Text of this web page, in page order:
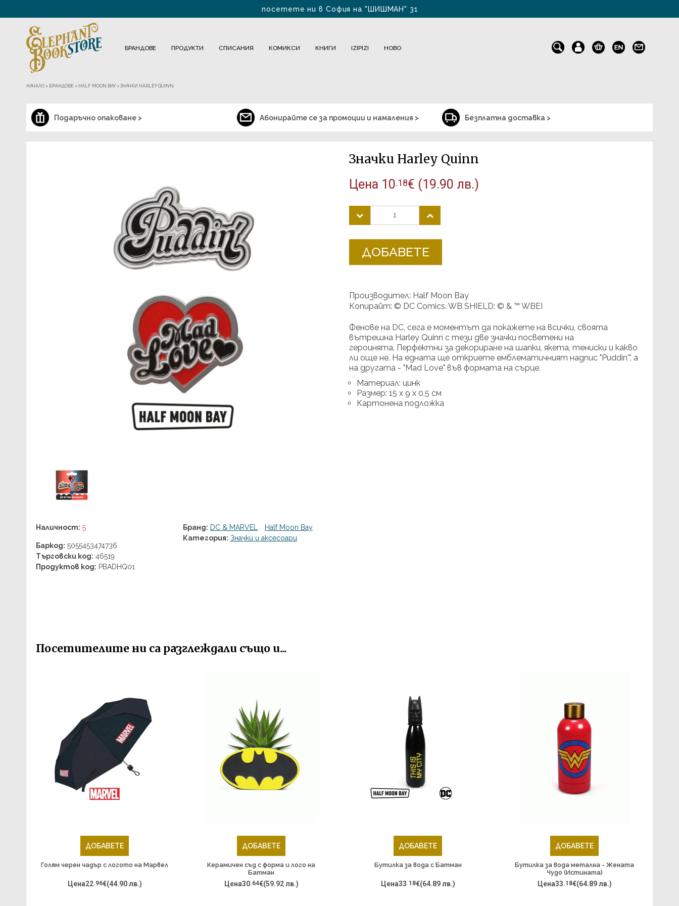
посетете ни в София на "ШИШМАН" 31
БРАНДОВЕ ПРОДУКТИ СПИСАНИЯ КОМИКСИ КНИГИ IZIPIZI НОВО
НАЧАЛО > БРАНДОВЕ > HALF MOON BAY > ЗНАЧКИ HARLEY QUINN
Подаръчно опаковане > Абонирайте се за промоции и намаления > Безплатна доставка >
Наличност: 5
Баркод: 5055453474736
Търговски код: 46519
Продуктов код: PBADHQ01
Бранд: DC & MARVEL
Half Moon Bay
Категория: Значки и аксесоари
Значки Harley Quinn
Цена 10.18€ (19.90 лв.)
ДОБАВЕТЕ
Производител: Half Moon Bay
Копирайт: © DC Comics. WB SHIELD: © & ™ WBEI
Фенове на DC, сега е моментът да покажете на всички, своята
вътрешна Harley Quinn с тези две значки посветени на
героинята. Перфектни за декориране на шапки, якета, тениски и какво
ли още не. На едната ще откриете емблематичният надпис "Puddin'", а
на другата - "Mad Love" във формата на сърце.
Материал: цинк
Размер: 15 x 9 x 0,5 см
Картонена подложка
Посетителите ни са разглеждали също и...
ДОБАВЕТЕ
Голям черен чадър с логото на Марвел
Цена22.96€(44.90 лв.)
ДОБАВЕТЕ
Керамичен съд с форма и лого на
Батман
Цена30.64€(59.92 лв.)
ДОБАВЕТЕ
Бутилка за вода с Батман
Цена33.18€(64.89 лв.)
ДОБАВЕТЕ
Бутилка за вода метална - Жената
Чудо (Истината)
Цена33.18€(64.89 лв.)